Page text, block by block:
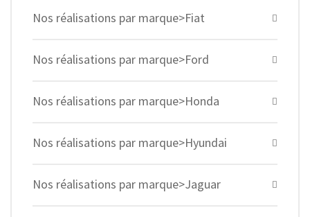
Nos réalisations par marque>Fiat
Nos réalisations par marque>Ford
Nos réalisations par marque>Honda
Nos réalisations par marque>Hyundai
Nos réalisations par marque>Jaguar